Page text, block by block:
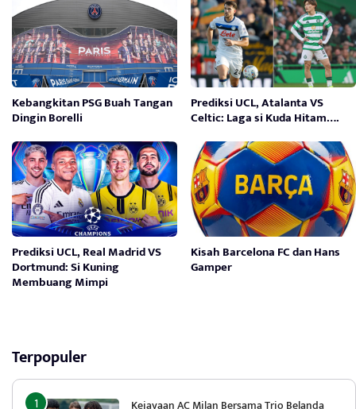
Kebangkitan PSG Buah Tangan
Dingin Borelli
Prediksi UCL, Atalanta VS
Celtic: Laga si Kuda Hitam….
Prediksi UCL, Real Madrid VS
Dortmund: Si Kuning
Membuang Mimpi
Kisah Barcelona FC dan Hans
Gamper
Terpopuler